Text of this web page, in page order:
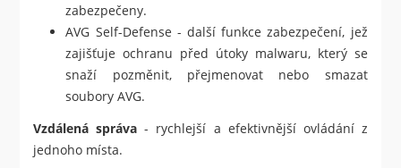
zabezpečeny.
AVG Self-Defense - další funkce zabezpečení, jež
zajišťuje ochranu před útoky malwaru, který se
snaží pozměnit, přejmenovat nebo smazat
soubory AVG.
Vzdálená správa - rychlejší a efektivnější ovládání z
jednoho místa.